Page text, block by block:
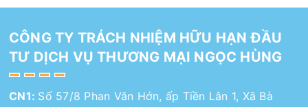
CÔNG TY TRÁCH NHIỆM HỮU HẠN ĐẦU
TƯ DỊCH VỤ THƯƠNG MẠI NGỌC HÙNG
CN1: Số 57/8 Phan Văn Hớn, ấp Tiền Lân 1, Xã Bà